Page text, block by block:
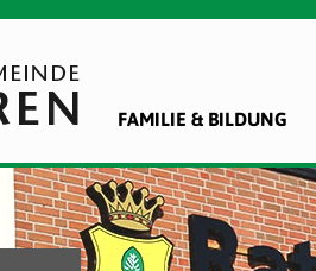
FAMILIE & BILDUNG